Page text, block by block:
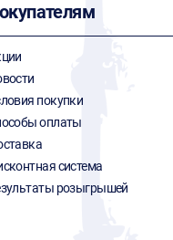
покупки
оплаты
система
розыгрышей